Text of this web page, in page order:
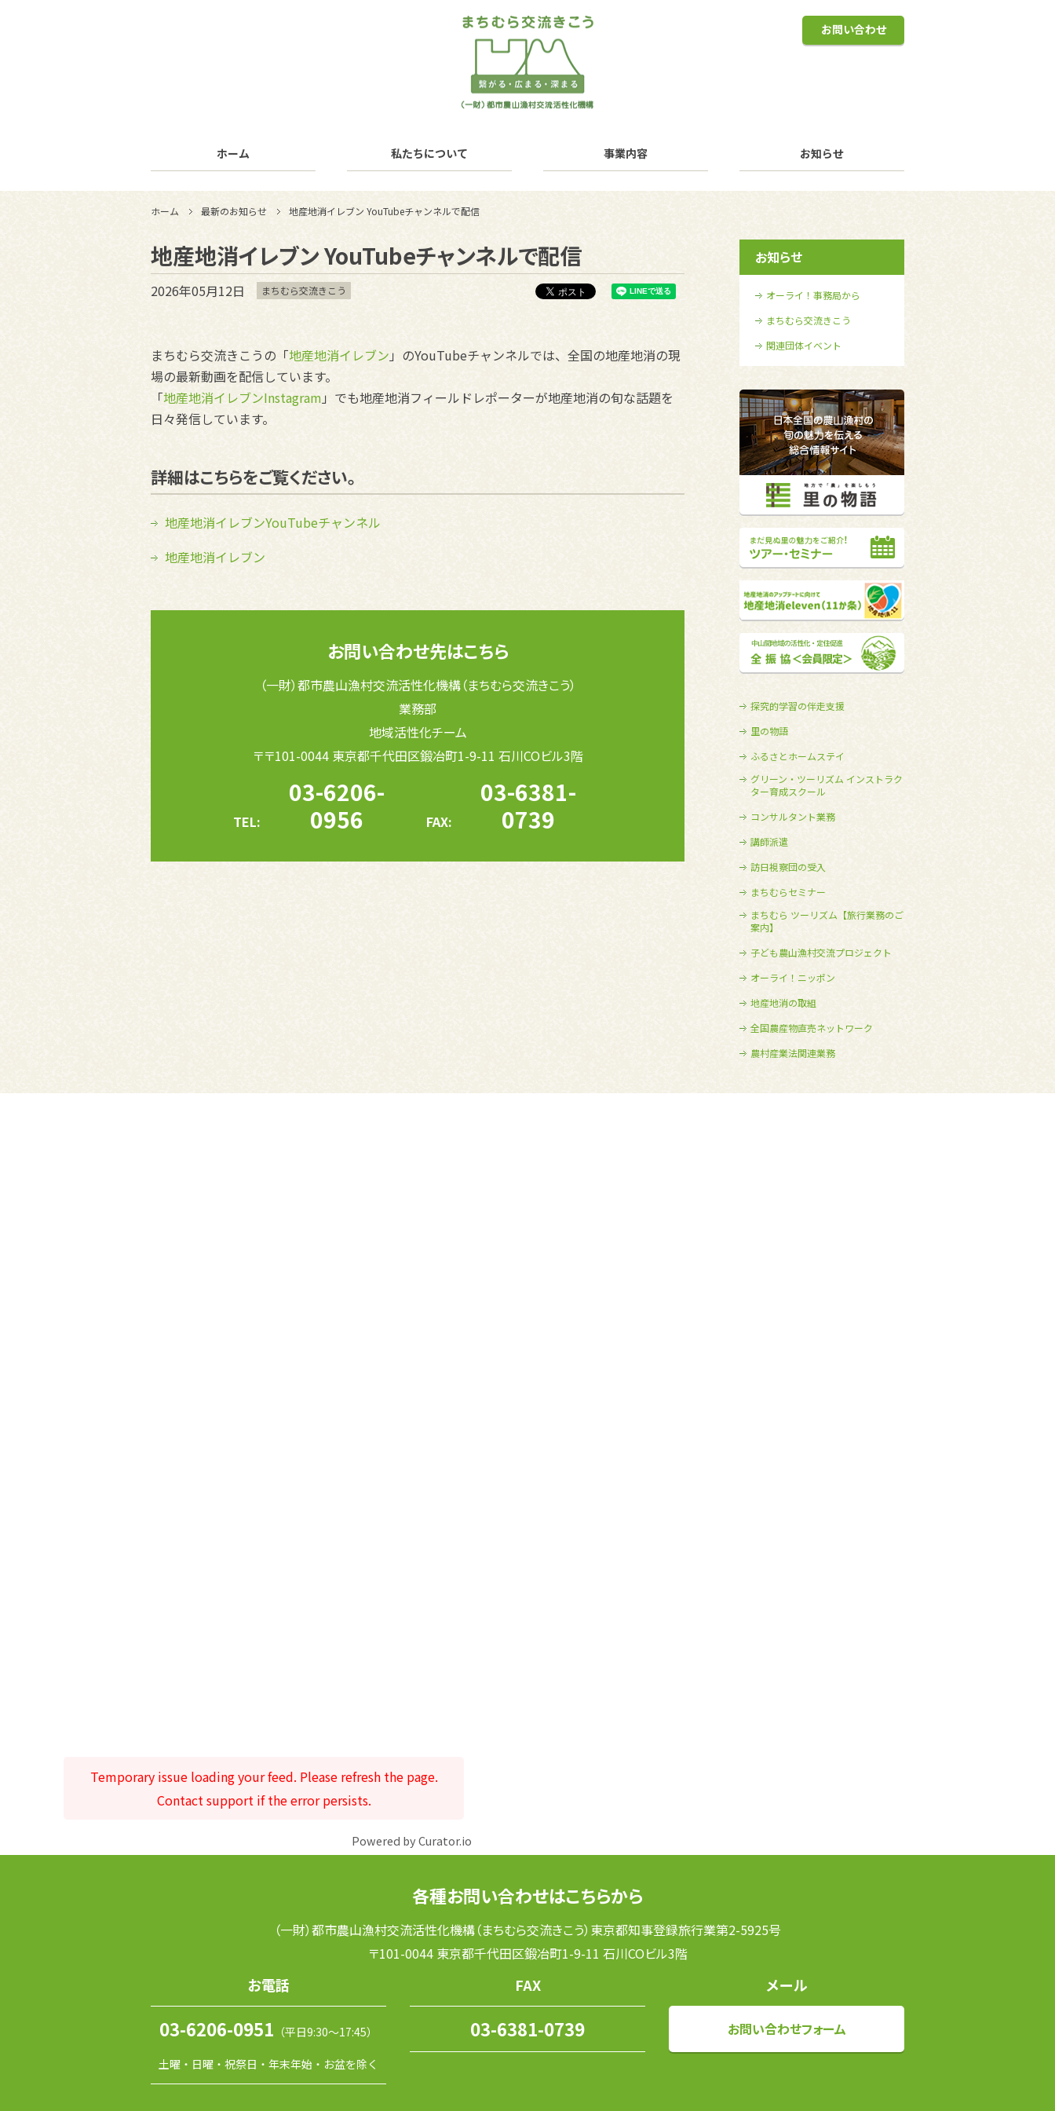
ホーム 私たちについて 事業内容 お知らせ
お問い合わせ
ホーム 最新のお知らせ 地産地消イレブン YouTubeチャンネルで配信
地産地消イレブン YouTubeチャンネルで配信
2026年05月12日 まちむら交流きこう
まちむら交流きこうの「地産地消イレブン」のYouTubeチャンネルでは、全国の地産地消の現
場の最新動画を配信しています。
「地産地消イレブンInstagram」でも地産地消フィールドレポーターが地産地消の旬な話題を
日々発信しています。
詳細はこちらをご覧ください。
地産地消イレブンYouTubeチャンネル
地産地消イレブン
お問い合わせ先はこちら
（一財）都市農山漁村交流活性化機構（まちむら交流きこう）
業務部
地域活性化チーム
〒〒101-0044 東京都千代田区鍛冶町1-9-11 石川COビル3階
TEL:
03-6206-
0956
FAX:
03-6381-
0739
お知らせ
オーライ！事務局から
まちむら交流きこう
関連団体イベント
探究的学習の伴走支援
里の物語
ふるさとホームステイ
グリーン・ツーリズム インストラク
ター育成スクール
コンサルタント業務
講師派遣
訪日視察団の受入
まちむらセミナー
まちむら ツーリズム【旅行業務のご
案内】
子ども農山漁村交流プロジェクト
オーライ！ニッポン
地産地消の取組
全国農産物直売ネットワーク
農村産業法関連業務
Temporary issue loading your feed. Please refresh the page.
Contact support if the error persists.
Powered by Curator.io
各種お問い合わせはこちらから
（一財）都市農山漁村交流活性化機構（まちむら交流きこう）東京都知事登録旅行業第2-5925号
〒101-0044 東京都千代田区鍛冶町1-9-11 石川COビル3階
お電話
03-6206-0951 （平日9:30～17:45）
土曜・日曜・祝祭日・年末年始・お盆を除く
FAX
03-6381-0739
メール
お問い合わせフォーム